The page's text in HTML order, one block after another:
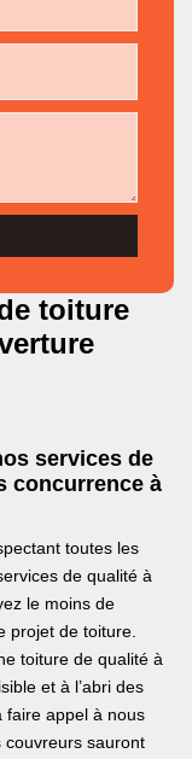
toiture
services de
concurrence à
toutes les
de qualité à
le moins de
projet de toiture.
toiture de qualité à
et à l’abri des
faire appel à nous
couvreurs sauront